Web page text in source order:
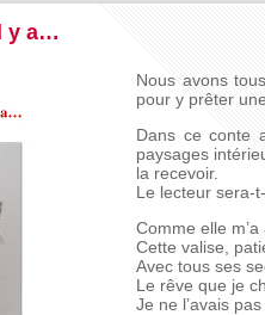
y a…
Nous avons
pour y prêter
Dans ce conte
paysages
la recevoir.
Le lecteur sera-
Comme elle
Cette valise,
Avec tous ses
Le rêve que je
Je ne l’avais